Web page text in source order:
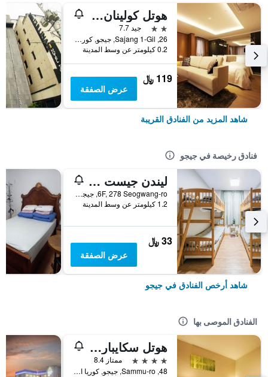
هوتل كولينان جيجو
2 نجمتين
جيد 7.7
26, Sajang 1-Gil, جيجو, كوريا الجنوبية
0.2 كيلومتر عن وسط المدينة
119 ﷼
عرض الصفقة
شاهد المزيد من الفنادق القريبة
فنادق رخيصة في جيجو
ليندن جيست هاوس
6F, 278 Seogwang-ro, جيجو, كوريا الجنوبية
1.2 كيلومتر عن وسط المدينة
33 ﷼
عرض الصفقة
شاهد أرخص الفنادق في جيجو
الفنادق الموصى بها
هوتل سكايبارك جيجو 1
4 نجوم
ممتاز 8.4
48, Sammu-ro, جيجو, كوريا الجنوبية